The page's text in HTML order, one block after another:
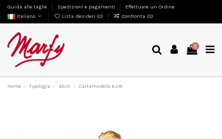
Guida alle taglie Spedizioni e pagamenti
Effettuare un Ordine
Italiano
Lista desideri (0) Confronta (0)
0
Home Tipologia Abiti Cartamodello 6218